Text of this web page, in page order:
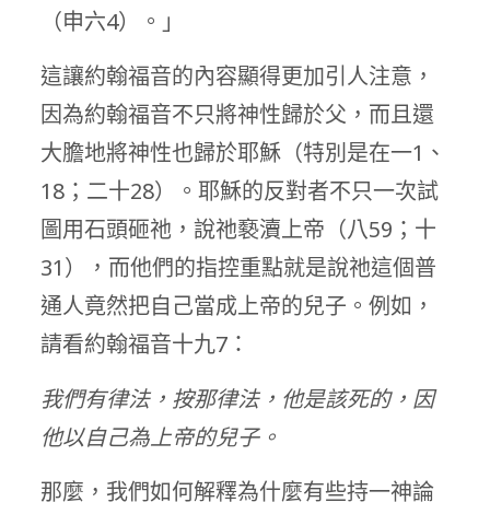
（申六4）。」
這讓約翰福音的內容顯得更加引人注意，
因為約翰福音不只將神性歸於父，而且還
大膽地將神性也歸於耶穌（特別是在一1、
18；二十28）。耶穌的反對者不只一次試
圖用石頭砸祂，說祂褻瀆上帝（八59；十
31），而他們的指控重點就是說祂這個普
通人竟然把自己當成上帝的兒子。例如，
請看約翰福音十九7：
我們有律法，按那律法，他是該死的，因
他以自己為上帝的兒子。
那麼，我們如何解釋為什麼有些持一神論